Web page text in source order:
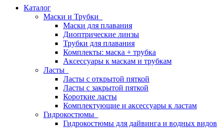
Каталог
Маски и Трубки
Маски для плавания
Диоптрические линзы
Трубки для плавания
Комплекты: маска + трубка
Аксессуары к маскам и трубкам
Ласты
Ласты с открытой пяткой
Ласты с закрытой пяткой
Короткие ласты
Комплектующие и аксессуары к ластам
Гидрокостюмы
Гидрокостюмы для дайвинга и водных видов